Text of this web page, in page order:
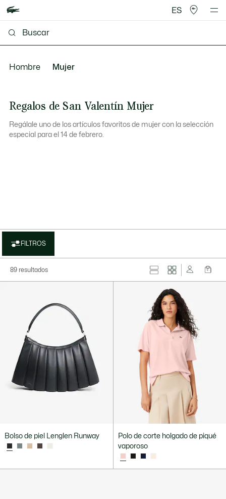
ES
Hombre Mujer
Regalos de San Valentín Mujer
Regálale uno de los artículos favoritos de mujer con la selección
especial para el 14 de febrero.
FILTROS
89 resultados
Bolso de piel Lenglen Runway
Polo de corte holgado de piqué
vaporoso